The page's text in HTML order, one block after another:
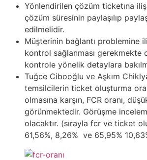
Yönlendirilen çözüm ticketına
çözüm süresinin paylaşılıp
edilmelidir.
Müşterinin bağlantı problemine
kontrol sağlanması gerekmekte
kontrole yönelik detaylara
Tuğce Cibooğlu ve Aşkım
temsilcilerin ticket oluşturma
olmasına karşın, FCR oranı,
görünmektedir. Görüşme
olacaktır. (sırayla fcr ve ticket
61,56%, 8,26% ve 65,95%